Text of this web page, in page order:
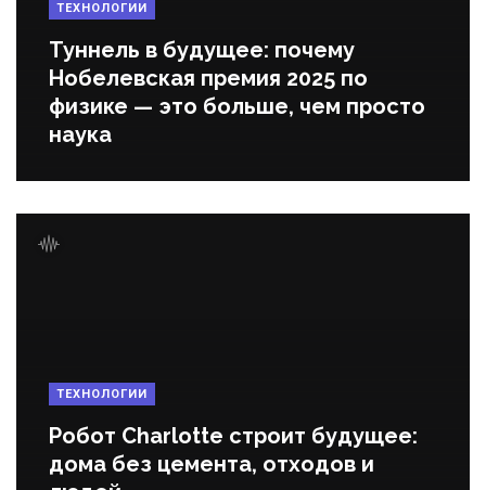
ТЕХНОЛОГИИ
Туннель в будущее: почему
Нобелевская премия 2025 по
физике — это больше, чем просто
наука
ТЕХНОЛОГИИ
Робот Charlotte строит будущее:
дома без цемента, отходов и